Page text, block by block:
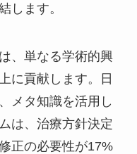
します。
、単なる学術的興
に貢献します。日
メタ知識を活用し
は、治療方針決定
正の必要性が17%